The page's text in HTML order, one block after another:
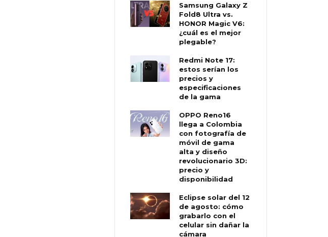
Samsung Galaxy Z
Fold8 Ultra vs.
HONOR Magic V6:
¿cuál es el mejor
plegable?
Redmi Note 17:
estos serían los
precios y
especificaciones
de la gama
OPPO Reno16
llega a Colombia
con fotografía de
móvil de gama
alta y diseño
revolucionario 3D:
precio y
disponibilidad
Eclipse solar del 12
de agosto: cómo
grabarlo con el
celular sin dañar la
cámara